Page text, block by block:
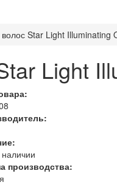
Star Light Illuminating
Light
наличии
производства: